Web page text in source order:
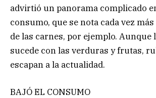
advirtió un panorama complicado
consumo, que se nota cada vez
de las carnes, por ejemplo. Aunque
sucede con las verduras y frutas,
escapan a la actualidad.
BAJÓ EL CONSUMO